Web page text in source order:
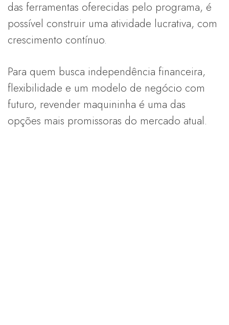
das ferramentas oferecidas pelo programa, é
possível construir uma atividade lucrativa, com
crescimento contínuo.
Para quem busca independência financeira,
flexibilidade e um modelo de negócio com
futuro, revender maquininha é uma das
opções mais promissoras do mercado atual.